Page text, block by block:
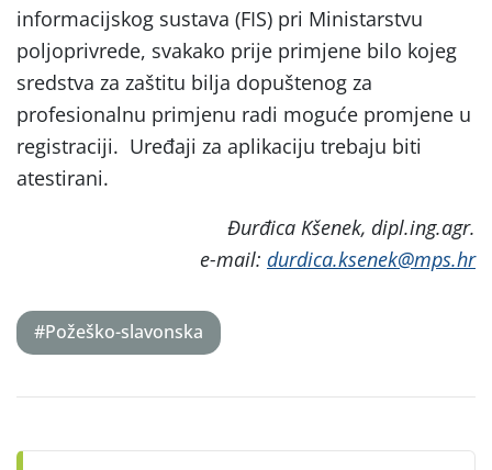
informacijskog sustava (FIS) pri Ministarstvu
poljoprivrede, svakako prije primjene bilo kojeg
sredstva za zaštitu bilja dopuštenog za
profesionalnu primjenu radi moguće promjene u
registraciji. Uređaji za aplikaciju trebaju biti
atestirani.
Đurđica Kšenek, dipl.ing.agr.
e-mail: durdica.ksenek@mps.hr
#Požeško-slavonska
navigation